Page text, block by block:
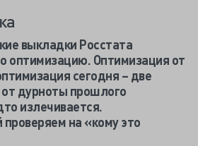
выкладки Росстата
оптимизацию. Оптимизация от
сегодня – две
дурноты прошлого
излечивается.
проверяем на «кому это